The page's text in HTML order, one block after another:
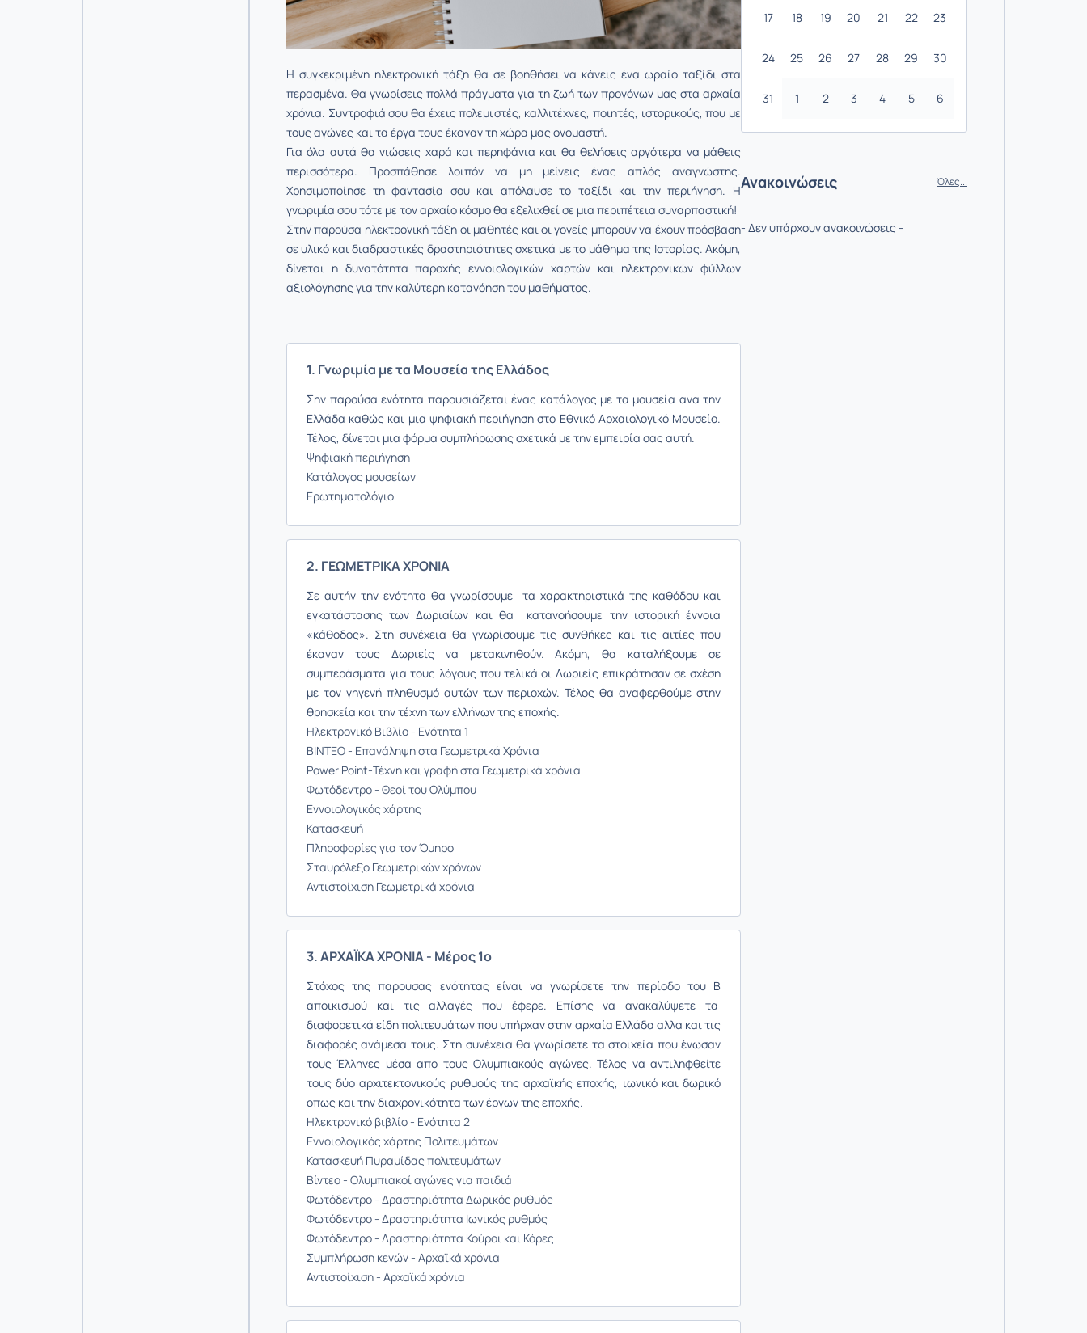
Η συγκεκριμένη ηλεκτρονική τάξη θα σε βοηθήσει να κάνεις ένα ωραίο ταξίδι στα
περασµένα. Θα γνωρίσεις πολλά πράγµατα για τη ζωή των προγόνων µας στα αρχαία
χρόνια. Συντροφιά σου θα έχεις πολεµιστές, καλλιτέχνες, ποιητές, ιστορικούς, που µε
τους αγώνες και τα έργα τους έκαναν τη χώρα µας ονοµαστή.
Για όλα αυτά θα νιώσεις χαρά και περηφάνια και θα θελήσεις αργότερα να µάθεις
περισσότερα. Προσπάθησε λοιπόν να µη µείνεις ένας απλός αναγνώστης.
Χρησιµοποίησε τη φαντασία σου και απόλαυσε το ταξίδι και την περιήγηση. Η
γνωριµία σου τότε µε τον αρχαίο κόσµο θα εξελιχθεί σε µια περιπέτεια συναρπαστική!
Στην παρούσα ηλεκτρονική τάξη οι μαθητές και οι γονείς μπορούν να έχουν πρόσβαση
σε υλικό και διαδραστικές δραστηριότητες σχετικά με το μάθημα της Ιστορίας. Ακόμη,
δίνεται η δυνατότητα παροχής εννοιολογικών χαρτών και ηλεκτρονικών φύλλων
αξιολόγησης για την καλύτερη κατανόηση του μαθήματος.
1. Γνωριμία με τα Μουσεία της Ελλάδος
Σην παρούσα ενότητα παρουσιάζεται ένας κατάλογος με τα μουσεία ανα την
Ελλάδα καθώς και μια ψηφιακή περιήγηση στο Εθνικό Αρχαιολογικό Μουσείο.
Τέλος, δίνεται μια φόρμα συμπλήρωσης σχετικά με την εμπειρία σας αυτή.
Ψηφιακή περιήγηση
Κατάλογος μουσείων
Ερωτηματολόγιο
2. ΓΕΩΜΕΤΡΙΚΑ ΧΡΟΝΙΑ
Σε αυτήν την ενότητα θα γνωρίσουμε τα χαρακτηριστικά της καθόδου και
εγκατάστασης των Δωριαίων και θα κατανοήσουμε την ιστορική έννοια
«κάθοδος». Στη συνέχεια θα γνωρίσουμε τις συνθήκες και τις αιτίες που
έκαναν τους Δωριείς να μετακινηθούν. Ακόμη, θα καταλήξουμε σε
συμπεράσματα για τους λόγους που τελικά οι Δωριείς επικράτησαν σε σχέση
με τον γηγενή πληθυσμό αυτών των περιοχών. Τέλος θα αναφερθούμε στην
θρησκεία και την τέχνη των ελλήνων της εποχής.
Ηλεκτρονικό Βιβλίο - Ενότητα 1
ΒΙΝΤΕΟ - Επανάληψη στα Γεωμετρικά Χρόνια
Power Point-Τέχνη και γραφή στα Γεωμετρικά χρόνια
Φωτόδεντρο - Θεοί του Ολύμπου
Εννοιολογικός χάρτης
Κατασκευή
Πληροφορίες για τον Όμηρο
Σταυρόλεξο Γεωμετρικών χρόνων
Αντιστοίχιση Γεωμετρικά χρόνια
3. ΑΡΧΑΪΚΑ ΧΡΟΝΙΑ - Μέρος 1ο
Στόχος της παρουσας ενότητας είναι να γνωρίσετε την περίοδο του Β
αποικισμού και τις αλλαγές που έφερε. Επίσης να ανακαλύψετε τα
διαφορετικά είδη πολιτευμάτων που υπήρχαν στην αρχαία Ελλάδα αλλα και τις
διαφορές ανάμεσα τους. Στη συνέχεια θα γνωρίσετε τα στοιχεία που ένωσαν
τους Έλληνες μέσα απο τους Ολυμπιακούς αγώνες. Τέλος να αντιληφθείτε
τους δύο αρχιτεκτονικούς ρυθμούς της αρχαϊκής εποχής, ιωνικό και δωρικό
οπως και την διαχρονικότητα των έργων της εποχής.
Ηλεκτρονικό βιβλίο - Ενότητα 2
Εννοιολογικός χάρτης Πολιτευμάτων
Κατασκευή Πυραμίδας πολιτευμάτων
Βίντεο - Ολυμπιακοί αγώνες για παιδιά
Φωτόδεντρο - Δραστηριότητα Δωρικός ρυθμός
Φωτόδεντρο - Δραστηριότητα Ιωνικός ρυθμός
Φωτόδεντρο - Δραστηριότητα Κούροι και Κόρες
Συμπλήρωση κενών - Αρχαϊκά χρόνια
Αντιστοίχιση - Αρχαϊκά χρόνια
17 18 19 20 21 22 23
24 25 26 27 28 29 30
31 1 2 3 4 5 6
Ανακοινώσεις Όλες...
- Δεν υπάρχουν ανακοινώσεις -